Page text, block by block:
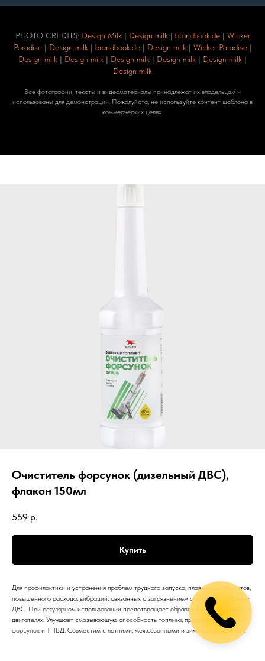
PHOTO CREDITS: Design Milk | Design milk | brandbook.de| Wicker
Paradise| Design milk | brandbook.de| Design milk | Wicker Paradise|
Design milk | Design milk | Design milk | Design milk | Design milk |
Design milk
Все фотографии, тексты и видеоматериалы принадлежат их владельцам и
использованы для демонстрации. Пожалуйста, не используйте контент шаблона в
коммерческих целях.
Очиститель форсунок (дизельный ДВС),
флакон 150мл
559 р.
Купить
Для профилактики и устранения проблем трудного запуска, плавающих оборотов,
повышенного расхода, вибраций, связанных с загрязнением форсунок дизельных
ДВС. При регулярном использовании предотвращает образование загрязнений в
двигателях. Улучшает смазывающую способность топлива, предотвращая износ
форсунок и ТНВД. Совместим с летними, межсезонными и зимними видами ДТ.